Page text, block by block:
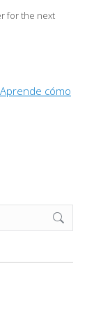
for the next
Aprende cómo